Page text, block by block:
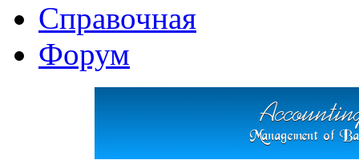
Справочная
Форум